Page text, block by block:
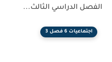
الفصل الدراسي الثالث...
اجتماعيات 6 فصل 3